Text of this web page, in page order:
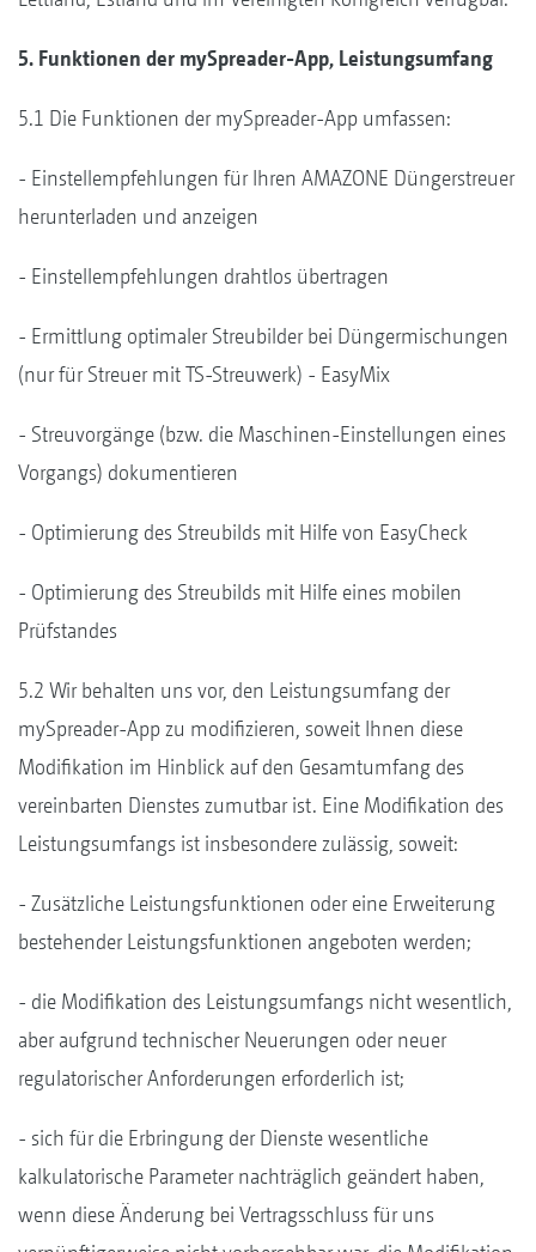
5. Funktionen der mySpreader-App, Leistungsumfang
5.1 Die Funktionen der mySpreader-App umfassen:
- Einstellempfehlungen für Ihren AMAZONE Düngerstreuer
herunterladen und anzeigen
- Einstellempfehlungen drahtlos übertragen
- Ermittlung optimaler Streubilder bei Düngermischungen
(nur für Streuer mit TS-Streuwerk) - EasyMix
- Streuvorgänge (bzw. die Maschinen-Einstellungen eines
Vorgangs) dokumentieren
- Optimierung des Streubilds mit Hilfe von EasyCheck
- Optimierung des Streubilds mit Hilfe eines mobilen
Prüfstandes
5.2 Wir behalten uns vor, den Leistungsumfang der
mySpreader-App zu modifizieren, soweit Ihnen diese
Modifikation im Hinblick auf den Gesamtumfang des
vereinbarten Dienstes zumutbar ist. Eine Modifikation des
Leistungsumfangs ist insbesondere zulässig, soweit:
- Zusätzliche Leistungsfunktionen oder eine Erweiterung
bestehender Leistungsfunktionen angeboten werden;
- die Modifikation des Leistungsumfangs nicht wesentlich,
aber aufgrund technischer Neuerungen oder neuer
regulatorischer Anforderungen erforderlich ist;
- sich für die Erbringung der Dienste wesentliche
kalkulatorische Parameter nachträglich geändert haben,
wenn diese Änderung bei Vertragsschluss für uns